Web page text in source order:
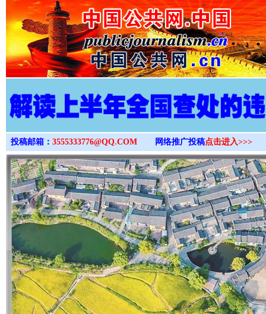
>
投稿邮箱： 3555333776@QQ.COM 网络推广投稿点击进入>>>